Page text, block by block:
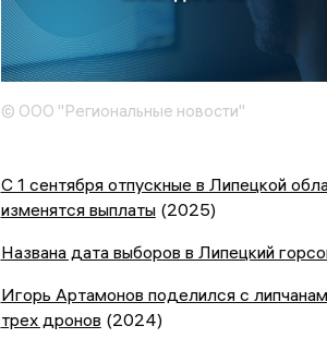
© ООО "Региональные новости"
С 1 сентября отпускные в Липецкой
изменятся выплаты(2025)
Названа дата выборов в Липецкий
Игорь Артамонов поделился с
трех дронов (2024)